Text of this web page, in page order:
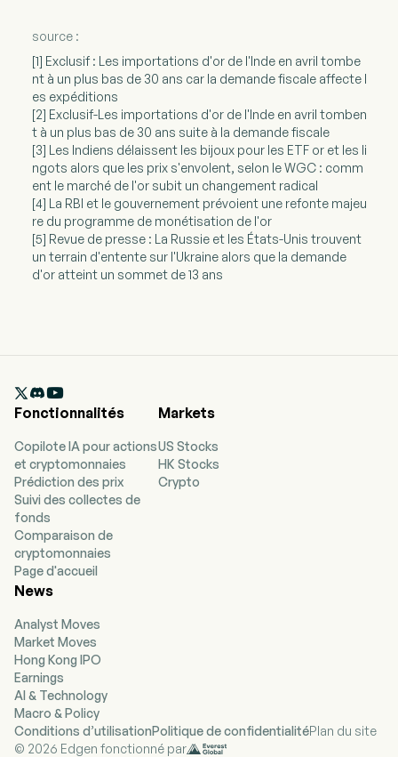
source :
[1] Exclusif : Les importations d'or de l'Inde en avril tombe
nt à un plus bas de 30 ans car la demande fiscale affecte l
es expéditions
[2] Exclusif-Les importations d'or de l'Inde en avril tomben
t à un plus bas de 30 ans suite à la demande fiscale
[3] Les Indiens délaissent les bijoux pour les ETF or et les li
ngots alors que les prix s'envolent, selon le WGC : comm
ent le marché de l'or subit un changement radical
[4] La RBI et le gouvernement prévoient une refonte majeu
re du programme de monétisation de l'or
[5] Revue de presse : La Russie et les États-Unis trouvent
un terrain d'entente sur l'Ukraine alors que la demande
d'or atteint un sommet de 13 ans

Fonctionnalités
Copilote IA pour actions
et cryptomonnaies
Prédiction des prix
Suivi des collectes de
fonds
Comparaison de
cryptomonnaies
Page d'accueil
Markets
US Stocks
HK Stocks
Crypto
News
Analyst Moves
Market Moves
Hong Kong IPO
Earnings
AI & Technology
Macro & Policy
Conditions d’utilisationPolitique de confidentialitéPlan du site
© 2026 Edgen fonctionné par